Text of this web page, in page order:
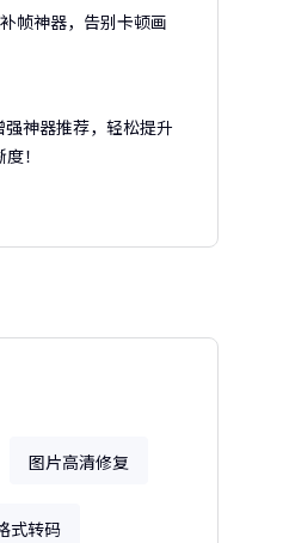
帧神器，告别卡顿画
强神器推荐，轻松提升
！
图片高清修复
式转码